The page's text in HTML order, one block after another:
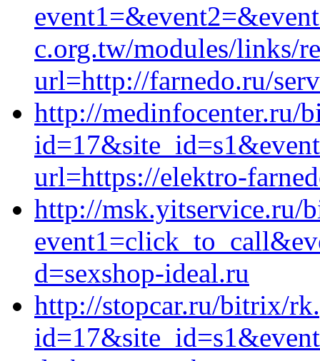
c.org.tw/modules/links/
url=http://farnedo.ru/
http://medinfocenter.ru/
url=https://elektro-
http://msk.yitservice.ru/
d=sexshop-ideal.ru
http://stopcar.ru/bitrix/